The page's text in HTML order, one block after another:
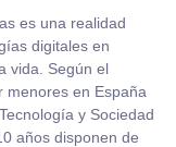
es una realidad
digitales en
vida. Según el
menores en España
y Sociedad
años disponen de